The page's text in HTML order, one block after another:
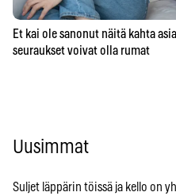
Et kai ole sanonut näitä kahta
seuraukset voivat olla rumat
Uusimmat
Suljet läppärin töissä ja kello on